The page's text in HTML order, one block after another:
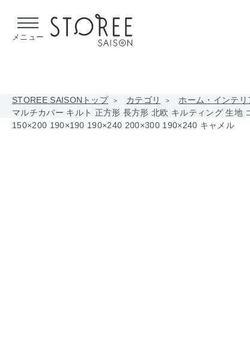
メニュー
STOREE SAISONトップ カテゴリ ホーム・インテリ
マルチカバー キルト 正方形 長方形 北欧 キルティング 生
150×200 190×190 190×240 200×300 190×240 キャメル